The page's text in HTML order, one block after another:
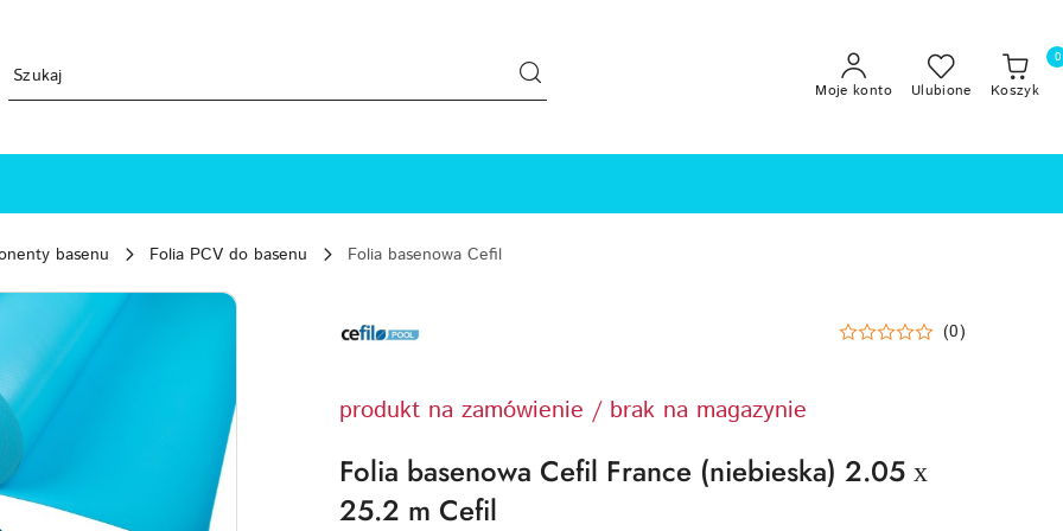
Moje konto Ulubione Koszyk
0
basenu Folia PCV do basenu
Folia basenowa Cefil
LOGO (0)
produkt na zamówienie / brak na magazynie
Folia basenowa Cefil France (niebieska) 2.05 х
25.2 m Cefil